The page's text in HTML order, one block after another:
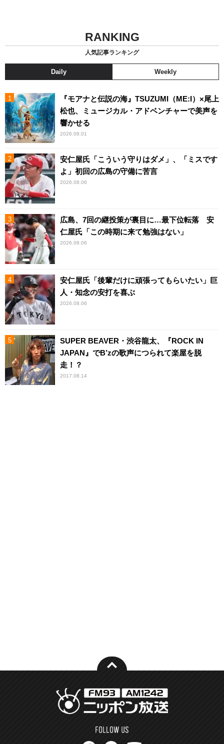
RANKING
人気記事ランキング
Daily Weekly
『モアナと伝説の海』TSUZUMI（ME:I）×尾上
松也、ミュージカル・アドベンチャーで美声を
響かせる
2026.08.01
安仁屋氏「こういう守りはダメ」、「ミスです
よ」初回の広島の守備に苦言
2026.08.06
広島、7回の継投策が裏目に…最下位転落 安
仁屋氏「この時期に来て勉強はない」
2026.08.06
安仁屋氏「後輩だけに頑張ってもらいたい」巨
人・知念の安打を喜ぶ
2026.08.06
SUPER BEAVER・渋谷龍太、『ROCK IN
JAPAN』でB’zの歌声につられて楽屋を脱
走！？
2017.08.14